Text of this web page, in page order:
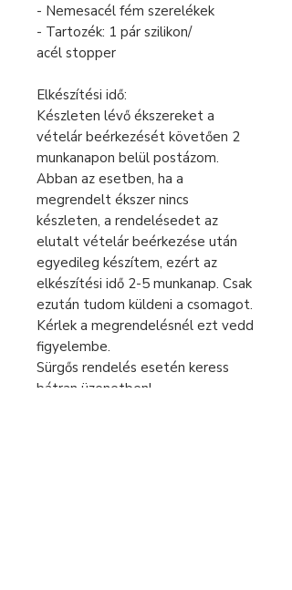
- Nemesacél fém szerelékek
- Tartozék: 1 pár szilikon/
acél stopper
Elkészítési idő:
Készleten lévő ékszereket a
vételár beérkezését követően 2
munkanapon belül postázom.
Abban az esetben, ha a
megrendelt ékszer nincs
készleten, a rendelésedet az
elutalt vételár beérkezése után
egyedileg készítem, ezért az
elkészítési idő 2-5 munkanap. Csak
ezután tudom küldeni a csomagot.
Kérlek a megrendelésnél ezt vedd
figyelembe.
Sürgős rendelés esetén keress
bátran üzenetben!